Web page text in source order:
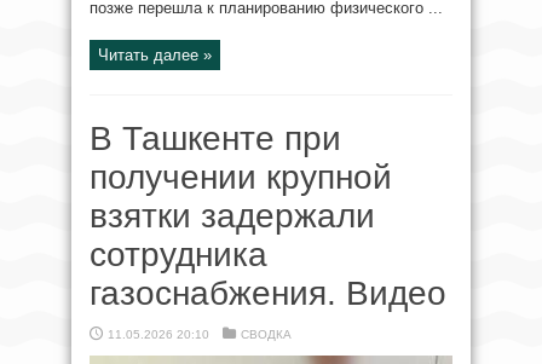
позже перешла к планированию физического ...
Читать далее »
В Ташкенте при
получении крупной
взятки задержали
сотрудника
газоснабжения. Видео
11.05.2026 20:10 СВОДКА